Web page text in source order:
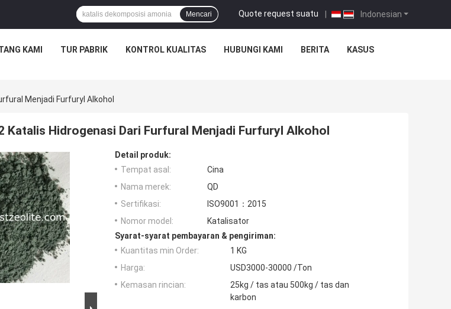
Indonesian
Quote request suatu |
Mencari
KAMI TUR PABRIK KONTROL KUALITAS HUBUNGI KAMI BERITA KASUS
Menjadi Furfuryl Alkohol
Katalis Hidrogenasi Dari Furfural Menjadi Furfuryl Alkohol
Detail produk:
Tempat asal:
Cina
Nama merek:
QD
Sertifikasi:
ISO9001：2015
Nomor model:
Katalisator
Syarat-syarat pembayaran & pengiriman:
Kuantitas min Order:
1 KG
Harga:
USD3000-30000 /Ton
Kemasan rincian:
25kg / tas atau 500kg / tas dan
karbon